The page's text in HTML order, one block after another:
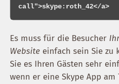
Es muss für die Besucher
Website einfach sein Sie zu
Sie es Ihren Gästen sehr
wenn er eine Skype App am